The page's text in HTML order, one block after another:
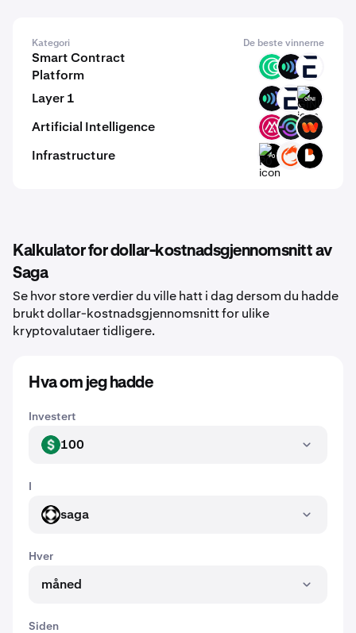
Kategori De beste vinnerne
Smart Contract
Platform
ISLM ULX EVR
Layer 1 ULX EVR GINI
Artificial Intelligence MSAI GAIX WIRE
Infrastructure P0 ON BICO
Kalkulator for dollar-kostnadsgjennomsnitt av
Saga
Se hvor store verdier du ville hatt i dag dersom du hadde
brukt dollar-kostnadsgjennomsnitt for ulike
kryptovalutaer tidligere.
Hva om jeg hadde
Investert
USD 100
I
SAGA saga
Hver
måned
Siden